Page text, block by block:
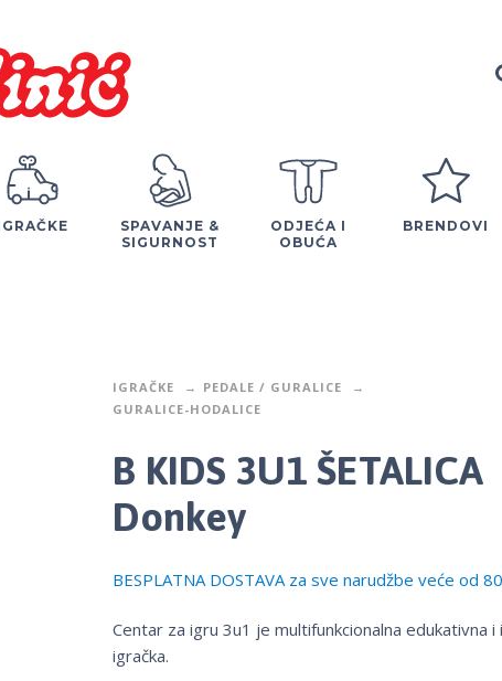
SPAVANJE &
SIGURNOST
ODJEĆA I
OBUĆA
BRENDOVI
IGRAČKE
PEDALE / GURALICE
GURALICE-HODALICE
B KIDS 3U1 ŠETALICA
Donkey
BESPLATNA DOSTAVA za sve narudžbe veće od
Centar za igru 3u1 je multifunkcionalna edukativna
igračka.